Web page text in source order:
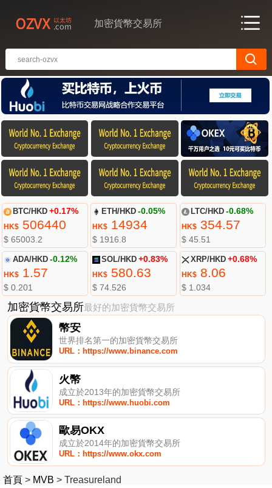
加密貨幣交易所
BTC/HKD +0.17%
HK$506440
$ 65003.2
ETH/HKD -0.05%
HK$ 14934
$ 1916.8
LTC/HKD -0.68%
HK$354.57
$ 45.51
ADA/HKD -0.12%
HK$1.57
$ 0.201
SOL/HKD +0.83%
HK$ 580.63
$ 74.526
XRP/HKD +0.68%
HK$8.06
$ 1.034
加密貨幣交易所最好的加密貨幣交易所
幣安
世界排名第一的加密貨幣交易所
URL：https://www.binance.com
火幣
成立於2013年的加密貨幣交易所
URL：https://www.huobi.com
歐易OKX
成立於2014年的加密貨幣交易所
URL：https://www.okx.com
首頁 > MVB > Treasureland